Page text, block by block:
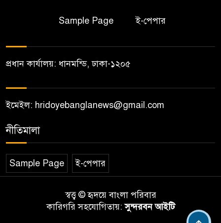
Sample Page ই-পেপার
প্রধান কার্যালয়: ধানমন্ডি, ঢাকা-১২০৫
ইমেইল: hridoyebanglanews@gmail.com
নীতিমালা
Sample Page ই-পেপার
স্বত্ত্ব © হৃদয়ে বাংলা পরিবার
কারিগরি সহযোগিতায়:সুন্দরবন আইটি